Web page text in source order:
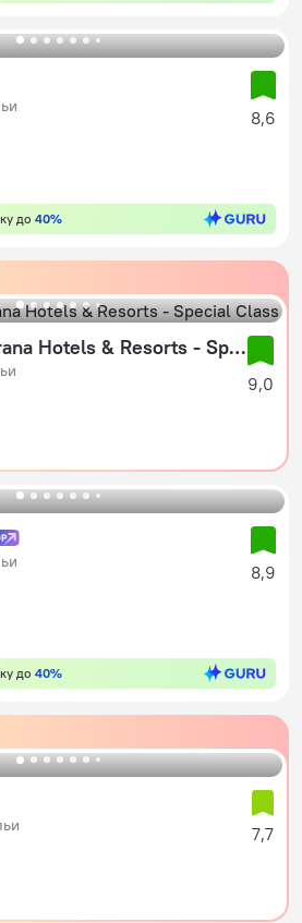
8,6
до 40%
Dogan Hotel by Prana Hotels & Resorts - Special Class
9,0
8,9
до 40%
7,7